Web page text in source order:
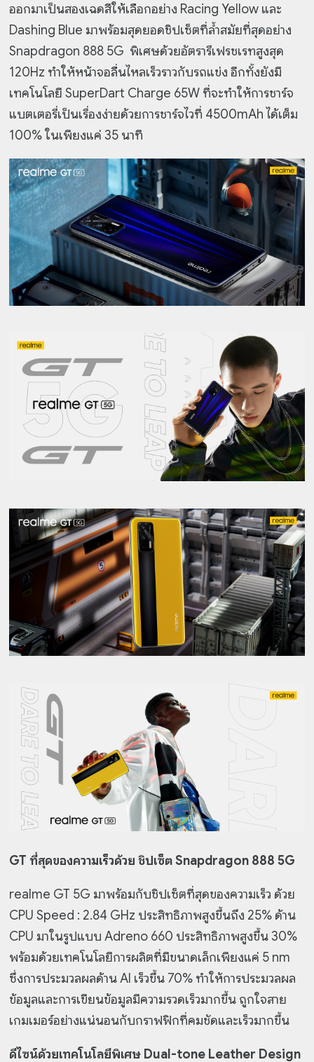
ออกมาเป็นสองเฉดสีให้เลือกอย่าง Racing Yellow และ
Dashing Blue มาพร้อมสุดยอดชิปเซ็ตที่ล้ำสมัยที่สุดอย่าง
Snapdragon 888 5G พิเศษด้วยอัตรารีเฟรชเรทสูงสุด
120Hz ทำให้หน้าจอลื่นไหลเร็วราวกับรถแข่ง อีกทั้งยังมี
เทคโนโลยี SuperDart Charge 65W ที่จะทำให้การชาร์จ
แบตเตอรี่เป็นเรื่องง่ายด้วยการชาร์จไวที่ 4500mAh ได้เต็ม
100% ในเพียงแค่ 35 นาที
GT ที่สุดของความเร็วด้วย ชิปเซ็ต Snapdragon 888 5G
realme GT 5G มาพร้อมกับชิปเซ็ตที่สุดของความเร็ว ด้วย
CPU Speed : 2.84 GHz ประสิทธิภาพสูงขึ้นถึง 25% ด้าน
CPU มาในรูปแบบ Adreno 660 ประสิทธิภาพสูงขึ้น 30%
พร้อมด้วยเทคโนโลยีการผลิตที่มีขนาดเล็กเพียงแค่ 5 nm
ซึ่งการประมวลผลด้าน AI เร็วขึ้น 70% ทำให้การประมวลผล
ข้อมูลและการเขียนข้อมูลมีความรวดเร็วมากขึ้น ถูกใจสาย
เกมเมอร์อย่างแน่นอนกับกราฟฟิกที่คมชัดและเร็วมากขึ้น
ดีไซน์ด้วยเทคโนโลยีพิเศษ Dual-tone Leather Design